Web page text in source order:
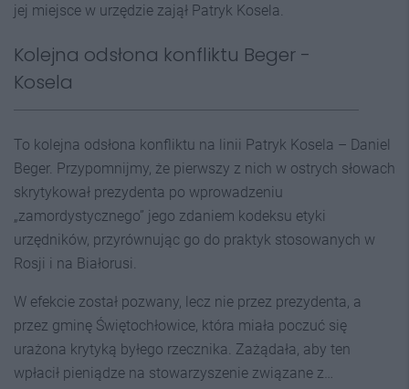
jej miejsce w urzędzie zajął Patryk Kosela.
Kolejna odsłona konfliktu Beger -
Kosela
To kolejna odsłona konfliktu na linii Patryk Kosela – Daniel
Beger. Przypomnijmy, że pierwszy z nich w ostrych słowach
skrytykował prezydenta po wprowadzeniu
„zamordystycznego” jego zdaniem kodeksu etyki
urzędników, przyrównując go do praktyk stosowanych w
Rosji i na Białorusi.
W efekcie został pozwany, lecz nie przez prezydenta, a
przez gminę Świętochłowice, która miała poczuć się
urażona krytyką byłego rzecznika. Zażądała, aby ten
wpłacił pieniądze na stowarzyszenie związane z…